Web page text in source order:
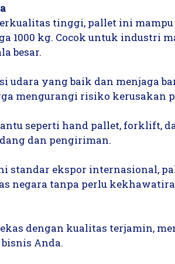
tinggi, pallet ini
1000 kg. Cocok untuk industri
besar.
udara yang baik dan menjaga
mengurangi risiko kerusakan
seperti hand pallet, forklift,
dan pengiriman.
standar ekspor internasional,
negara tanpa perlu
dengan kualitas terjamin,
Anda.